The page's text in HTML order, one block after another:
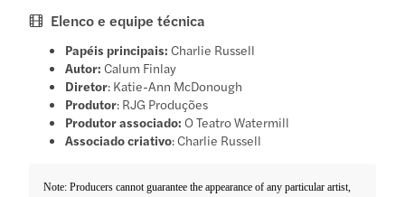
Elenco e equipe técnica
Papéis principais: Charlie Russell
Autor: Calum Finlay
Diretor: Katie-Ann McDonough
Produtor: RJG Produções
Produtor associado: O Teatro Watermill
Associado criativo: Charlie Russell
Note: Producers cannot guarantee the appearance of any particular artist,